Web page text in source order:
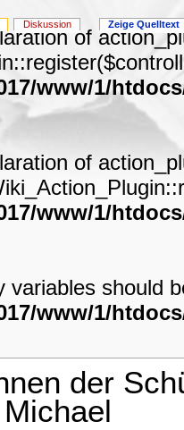
of
www/1/
of
www/1/
variables should
www/1/
der
Diskussion Zeige Quelltext